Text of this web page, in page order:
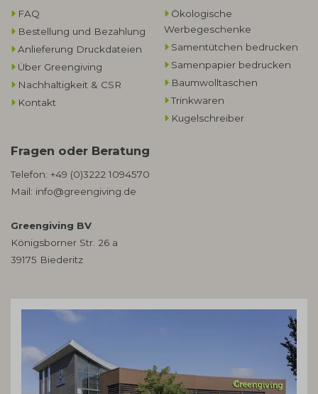
FAQ
Bestellung und Bezahlung
Anlieferung Druckdateien
Über Greengiving
Nachhaltigkeit & CSR
Kontakt
Ökologische
Werbegeschenke​
Samentütchen bedrucken
Samenpapier bedrucken
Baumwolltaschen​
Trinkwaren
Kugelschreiber
Fragen oder Beratung
Telefon: +49 (0)3222 1094570
Mail: info@greengiving.de
Greengiving BV
Königsborner Str. 26 a
39175 Biederitz